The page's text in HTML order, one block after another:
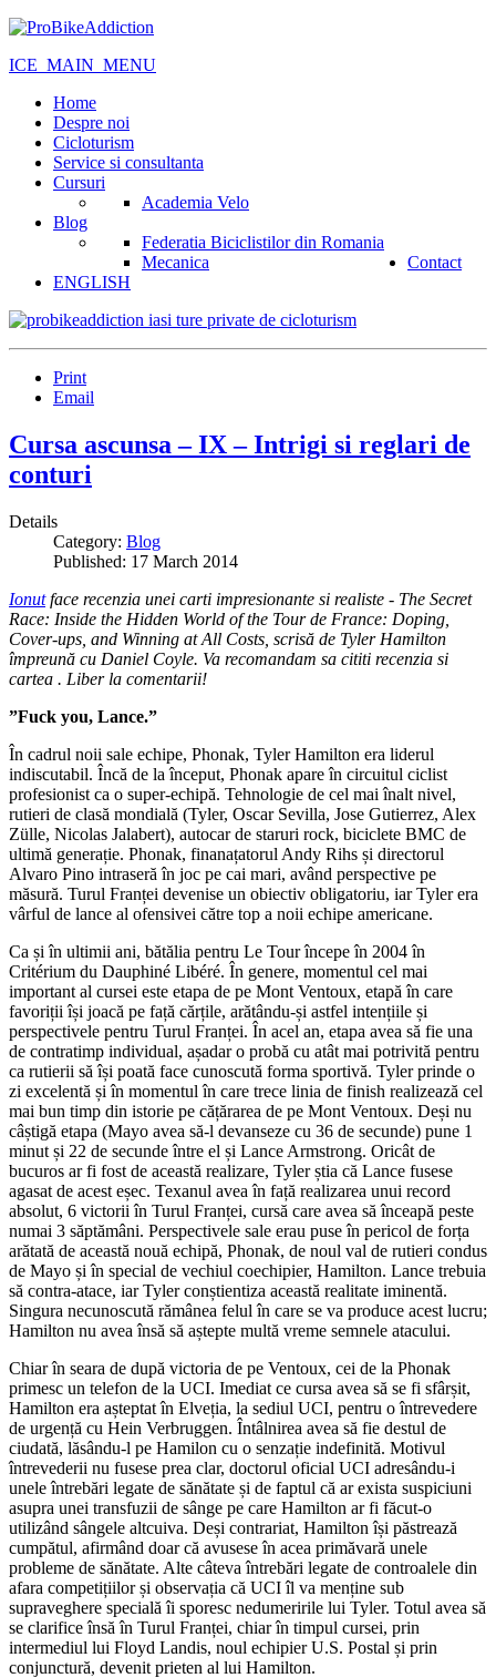
ICE_MAIN_MENU
Home
Despre noi
Cicloturism
Service si consultanta
Cursuri
Academia Velo
Blog
Federatia Biciclistilor din Romania
Mecanica
Contact
ENGLISH
Print
Email
Cursa ascunsa – IX – Intrigi si reglari de
conturi
Details
Category: Blog
Published: 17 March 2014
Ionutface recenzia unei carti impresionante si realiste - The Secret
Race: Inside the Hidden World of the Tour de France: Doping,
Cover-ups, and Winning at All Costs, scrisă de Tyler Hamilton
împreună cu Daniel Coyle. Va recomandam sa cititi recenzia si
cartea . Liber la comentarii!
”Fuck you, Lance.”
În cadrul noii sale echipe, Phonak, Tyler Hamilton era liderul
indiscutabil. Încă de la început, Phonak apare în circuitul ciclist
profesionist ca o super-echipă. Tehnologie de cel mai înalt nivel,
rutieri de clasă mondială (Tyler, Oscar Sevilla, Jose Gutierrez, Alex
Zülle, Nicolas Jalabert), autocar de staruri rock, biciclete BMC de
ultimă generație. Phonak, finanațatorul Andy Rihs și directorul
Alvaro Pino intraseră în joc pe cai mari, având perspective pe
măsură. Turul Franței devenise un obiectiv obligatoriu, iar Tyler era
vârful de lance al ofensivei către top a noii echipe americane.
Ca și în ultimii ani, bătălia pentru Le Tour începe în 2004 în
Critérium du Dauphiné Libéré. În genere, momentul cel mai
important al cursei este etapa de pe Mont Ventoux, etapă în care
favoriții își joacă pe față cărțile, arătându-și astfel intențiile și
perspectivele pentru Turul Franței. În acel an, etapa avea să fie una
de contratimp individual, așadar o probă cu atât mai potrivită pentru
ca rutierii să își poată face cunoscută forma sportivă. Tyler prinde o
zi excelentă și în momentul în care trece linia de finish realizează cel
mai bun timp din istorie pe cățărarea de pe Mont Ventoux. Deși nu
câștigă etapa (Mayo avea să-l devanseze cu 36 de secunde) pune 1
minut și 22 de secunde între el și Lance Armstrong. Oricât de
bucuros ar fi fost de această realizare, Tyler știa că Lance fusese
agasat de acest eșec. Texanul avea în față realizarea unui record
absolut, 6 victorii în Turul Franței, cursă care avea să înceapă peste
numai 3 săptămâni. Perspectivele sale erau puse în pericol de forța
arătată de această nouă echipă, Phonak, de noul val de rutieri condus
de Mayo și în special de vechiul coechipier, Hamilton. Lance trebuia
să contra-atace, iar Tyler conștientiza această realitate iminentă.
Singura necunoscută rămânea felul în care se va produce acest lucru;
Hamilton nu avea însă să aștepte multă vreme semnele atacului.
Chiar în seara de după victoria de pe Ventoux, cei de la Phonak
primesc un telefon de la UCI. Imediat ce cursa avea să se fi sfârșit,
Hamilton era așteptat în Elveția, la sediul UCI, pentru o întrevedere
de urgență cu Hein Verbruggen. Întâlnirea avea să fie destul de
ciudată, lăsându-l pe Hamilon cu o senzație indefinită. Motivul
întrevederii nu fusese prea clar, doctorul oficial UCI adresându-i
unele întrebări legate de sănătate și de faptul că ar exista suspiciuni
asupra unei transfuzii de sânge pe care Hamilton ar fi făcut-o
utilizând sângele altcuiva. Deși contrariat, Hamilton își păstrează
cumpătul, afirmând doar că avusese în acea primăvară unele
probleme de sănătate. Alte câteva întrebări legate de controalele din
afara competițiilor și observația că UCI îl va menține sub
supraveghere specială îi sporesc nedumeririle lui Tyler. Totul avea să
se clarifice însă în Turul Franței, chiar în timpul cursei, prin
intermediul lui Floyd Landis, noul echipier U.S. Postal și prin
conjunctură, devenit prieten al lui Hamilton.